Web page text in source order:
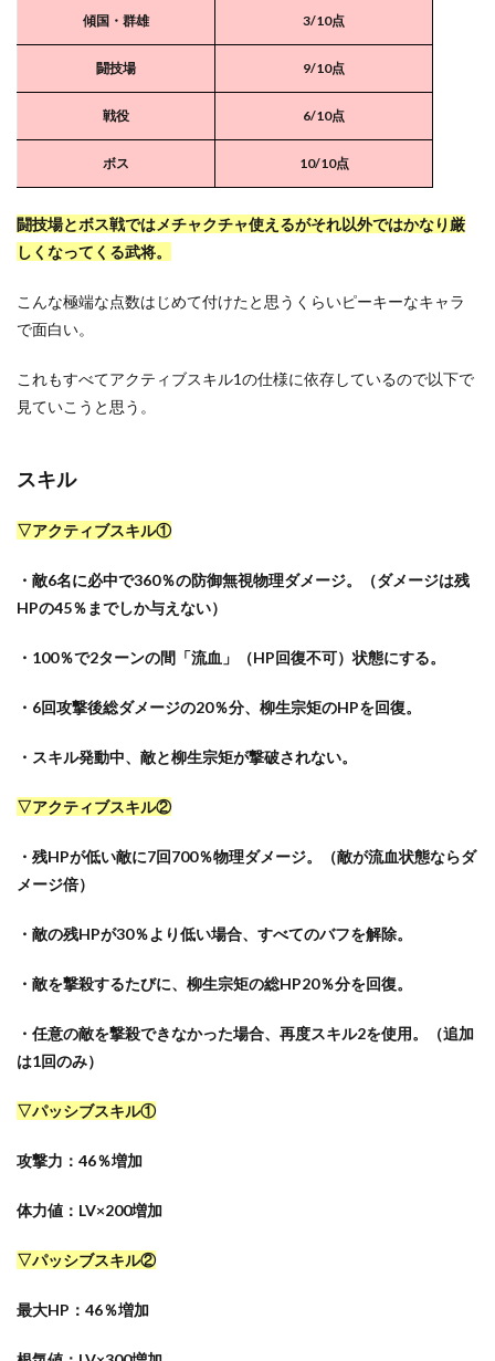
傾国・群雄 3/10点
闘技場 9/10点
戦役 6/10点
ボス 10/10点
闘技場とボス戦ではメチャクチャ使えるがそれ以外ではかなり厳
しくなってくる武将。
こんな極端な点数はじめて付けたと思うくらいピーキーなキャラ
で面白い。
これもすべてアクティブスキル1の仕様に依存しているので以下で
見ていこうと思う。
スキル
▽アクティブスキル①
・敵6名に必中で360％の防御無視物理ダメージ。（ダメージは残
HPの45％までしか与えない）
・100％で2ターンの間「流血」（HP回復不可）状態にする。
・6回攻撃後総ダメージの20％分、柳生宗矩のHPを回復。
・スキル発動中、敵と柳生宗矩が撃破されない。
▽アクティブスキル②
・残HPが低い敵に7回700％物理ダメージ。（敵が流血状態ならダ
メージ倍）
・敵の残HPが30％より低い場合、すべてのバフを解除。
・敵を撃殺するたびに、柳生宗矩の総HP20％分を回復。
・任意の敵を撃殺できなかった場合、再度スキル2を使用。（追加
は1回のみ）
▽パッシブスキル①
攻撃力：46％増加
体力値：LV×200増加
▽パッシブスキル②
最大HP：46％増加